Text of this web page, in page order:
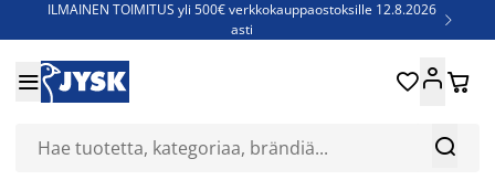
ILMAINEN TOIMITUS yli 500€ verkkokauppaostoksille 12.8.2026
asti

Jenkkisänkyjä - Säästä jopa 60%


 